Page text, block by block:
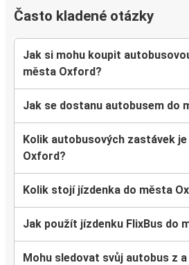
Často kladené otázky
Jak si mohu koupit
města Oxford?
Jak se dostanu autobusem do
Kolik autobusových zastávek
Oxford?
Kolik stojí jízdenka do města
Jak použít jízdenku FlixBus do
Mohu sledovat svůj autobus z